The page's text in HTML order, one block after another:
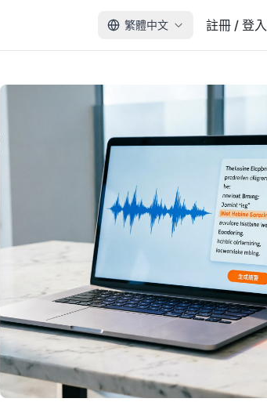
繁體中文 註冊 / 登入